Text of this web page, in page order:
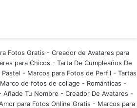
Fotos Gratis - Creador de Avatares para
para Chicos - Tarta De Cumpleaños De
- Marcos para Fotos de Perfil - Tartas
Marco de fotos de collage - Románticas -
Añade Tu Nombre - Creador De Avatares -
para Fotos Online Gratis - Marcos para